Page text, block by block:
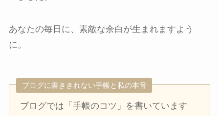
あなたの毎日に、素敵な余白が生まれますよう
に。
ブログに書ききれない手帳と私の本音
ブログでは「手帳のコツ」を書いています